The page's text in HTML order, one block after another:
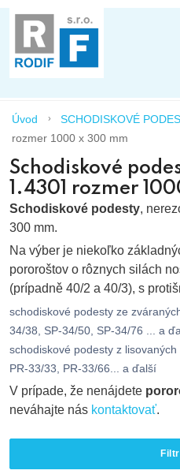
Úvod SCHODISKOVÉ
rozmer 1000 x 300 mm
Schodiskové
1.4301 rozmer
Schodiskové podesty,
300 mm.
Na výber je niekoľko
pororoštov o rôznych silách
(prípadně 40/2 a 40/3), s
schodiskové podesty ze
34/38, SP-34/50, SP-34/76 ... a
schodiskové podesty z lisovaných
PR-33/33, PR-33/66... a ďalší
V prípade, že nenájdete
neváhajte nás kontaktovať.